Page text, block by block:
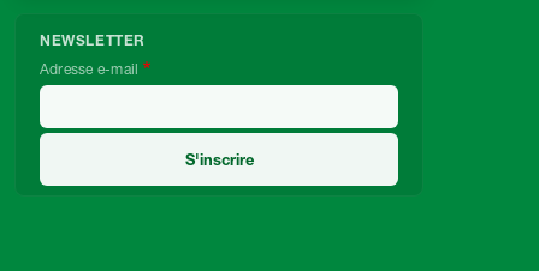
NEWSLETTER
Adresse e-mail